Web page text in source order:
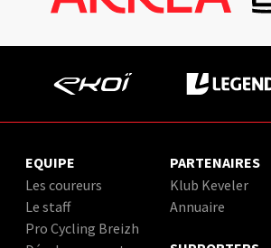
EQUIPE
Les coureurs
Le staff
Pro Cycling Breizh
PARTENAIRES
Klub Keveler
Annuaire